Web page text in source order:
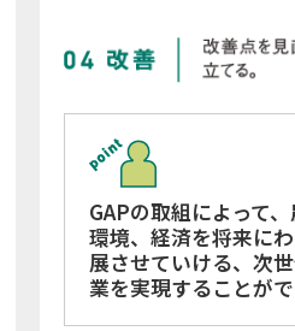
GAPの取組によって
環境、経済を将来に
展させていける、次
業を実現することがで